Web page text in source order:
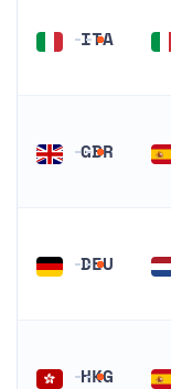
ITA
GBR
DEU
HKG